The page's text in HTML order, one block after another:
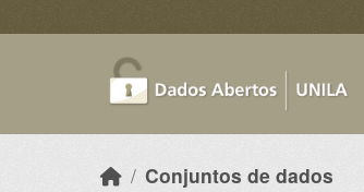
Conjuntos de dados